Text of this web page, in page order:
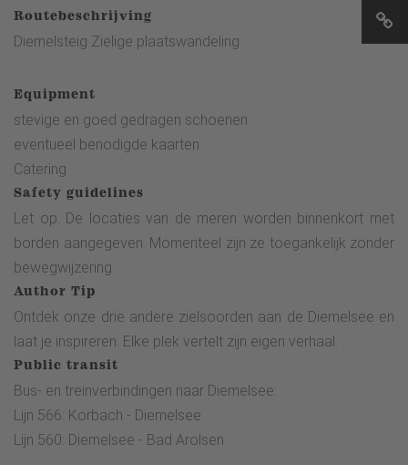
Routebeschrijving
Diemelsteig Zielige plaatswandeling
Equipment
stevige en goed gedragen schoenen
eventueel benodigde kaarten
Catering
Safety guidelines
Let op: De locaties van de meren worden binnenkort met
borden aangegeven. Momenteel zijn ze toegankelijk zonder
bewegwijzering.
Author Tip
Ontdek onze drie andere zielsoorden aan de Diemelsee en
laat je inspireren. Elke plek vertelt zijn eigen verhaal.
Public transit
Bus- en treinverbindingen naar Diemelsee:
Lijn 566: Korbach - Diemelsee
Lijn 560: Diemelsee - Bad Arolsen